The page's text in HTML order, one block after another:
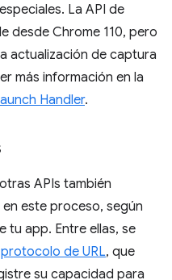
La API de
desde Chrome 110, pero
actualización de captura
más información en la
Handler.
APIs también
este proceso, según
tu app. Entre ellas, se
de URL, que
su capacidad para